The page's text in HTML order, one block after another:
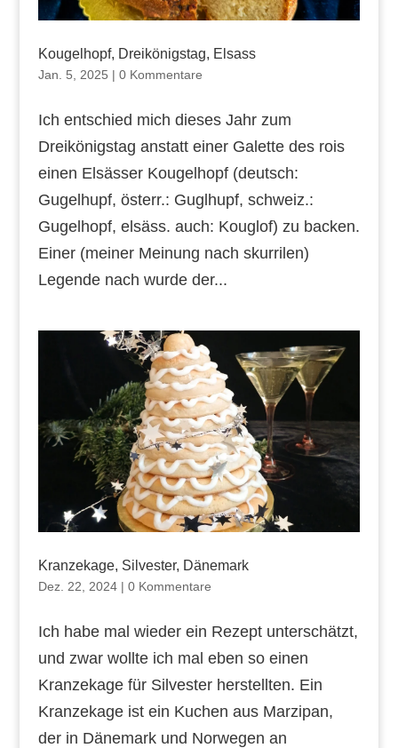
Kougelhopf, Dreikönigstag, Elsass
Jan. 5, 2025 | 0 Kommentare
Ich entschied mich dieses Jahr zum
Dreikönigstag anstatt einer Galette des rois
einen Elsässer Kougelhopf (deutsch:
Gugelhupf, österr.: Guglhupf, schweiz.:
Gugelhopf, elsäss. auch: Kouglof) zu backen.
Einer (meiner Meinung nach skurrilen)
Legende nach wurde der...
Kranzekage, Silvester, Dänemark
Dez. 22, 2024| 0 Kommentare
Ich habe mal wieder ein Rezept unterschätzt,
und zwar wollte ich mal eben so einen
Kranzekage für Silvester herstellten. Ein
Kranzekage ist ein Kuchen aus Marzipan,
der in Dänemark und Norwegen an